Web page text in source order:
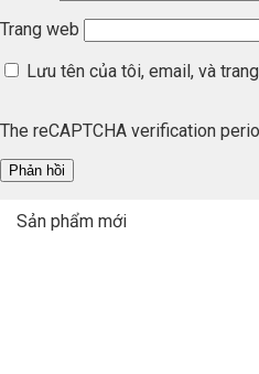
Trang web
Lưu tên của tôi, email, và
The reCAPTCHA verification
Sản phẩm mới